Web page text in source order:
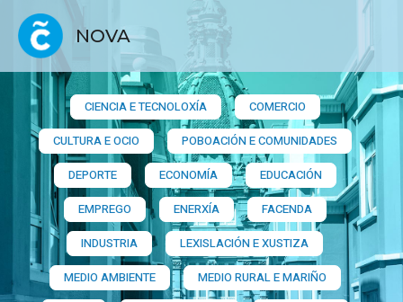
NOVA
CIENCIA E TECNOLOXÍA
COMERCIO
CULTURA E OCIO
POBOACIÓN E COMUNIDADES
DEPORTE
ECONOMÍA
EDUCACIÓN
EMPREGO
ENERXÍA
FACENDA
INDUSTRIA
LEXISLACIÓN E XUSTIZA
MEDIO AMBIENTE
MEDIO RURAL E MARIÑO